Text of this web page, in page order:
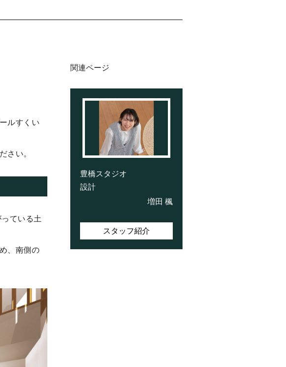
ルすくい
さい。
ている土
、南側の
関連ページ
豊橋スタジオ
設計
増田 楓
スタッフ紹介